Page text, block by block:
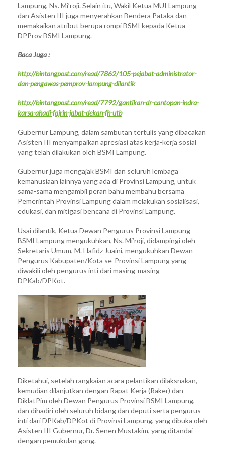
Lampung, Ns. Mi’roji. Selain itu, Wakil Ketua MUI Lampung
dan Asisten III juga menyerahkan Bendera Pataka dan
memakaikan atribut berupa rompi BSMI kepada Ketua
DPProv BSMI Lampung.
Baca Juga :
http://bintangpost.com/read/7862/105-pejabat-administrator-
dan-pengawas-pemprov-lampung-dilantik
http://bintangpost.com/read/7792/gantikan-dr-cantopan-indra-
karsa-ahadi-fajrin-jabat-dekan-fh-utb
Gubernur Lampung, dalam sambutan tertulis yang dibacakan
Asisten III menyampaikan apresiasi atas kerja-kerja sosial
yang telah dilakukan oleh BSMI Lampung.
Gubernur juga mengajak BSMI dan seluruh lembaga
kemanusiaan lainnya yang ada di Provinsi Lampung, untuk
sama-sama mengambil peran bahu membahu bersama
Pemerintah Provinsi Lampung dalam melakukan sosialisasi,
edukasi, dan mitigasi bencana di Provinsi Lampung.
Usai dilantik, Ketua Dewan Pengurus Provinsi Lampung
BSMI Lampung mengukuhkan, Ns. Mi’roji, didampingi oleh
Sekretaris Umum, M. Hafidz Juaini, mengukuhkan Dewan
Pengurus Kabupaten/Kota se-Provinsi Lampung yang
diwakili oleh pengurus inti dari masing-masing
DPKab/DPKot.
Diketahui, setelah rangkaian acara pelantikan dilaksnakan,
kemudian dilanjutkan dengan Rapat Kerja (Raker) dan
DiklatPim oleh Dewan Pengurus Provinsi BSMI Lampung,
dan dihadiri oleh seluruh bidang dan deputi serta pengurus
inti dari DPKab/DPKot di Provinsi Lampung, yang dibuka oleh
Asisten III Gubernur, Dr. Senen Mustakim, yang ditandai
dengan pemukulan gong.